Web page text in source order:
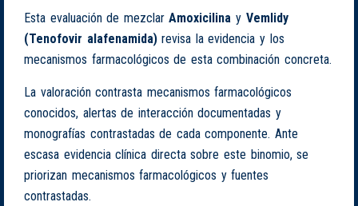
Esta evaluación de mezclarAmoxicilina y Vemlidy
(Tenofovir alafenamida)revisa la evidencia y los
mecanismos farmacológicos de esta combinación concreta.
La valoración contrasta mecanismos farmacológicos
conocidos, alertas de interacción documentadas y
monografías contrastadas de cada componente. Ante
escasa evidencia clínica directa sobre este binomio, se
priorizan mecanismos farmacológicos y fuentes
contrastadas.